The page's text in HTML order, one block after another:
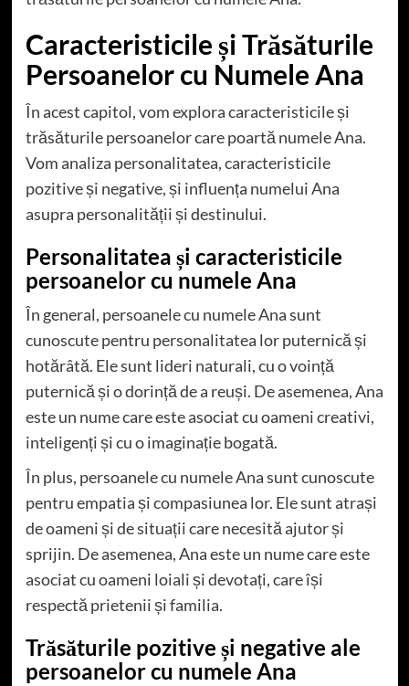
Caracteristicile și Trăsăturile
Persoanelor cu Numele Ana
În acest capitol, vom explora caracteristicile și
trăsăturile persoanelor care poartă numele Ana.
Vom analiza personalitatea, caracteristicile
pozitive și negative, și influența numelui Ana
asupra personalității și destinului.
Personalitatea și caracteristicile
persoanelor cu numele Ana
În general, persoanele cu numele Ana sunt
cunoscute pentru personalitatea lor puternică și
hotărâtă. Ele sunt lideri naturali, cu o voință
puternică și o dorință de a reuși. De asemenea, Ana
este un nume care este asociat cu oameni creativi,
inteligenți și cu o imaginație bogată.
În plus, persoanele cu numele Ana sunt cunoscute
pentru empatia și compasiunea lor. Ele sunt atrași
de oameni și de situații care necesită ajutor și
sprijin. De asemenea, Ana este un nume care este
asociat cu oameni loiali și devotați, care își
respectă prietenii și familia.
Trăsăturile pozitive și negative ale
persoanelor cu numele Ana